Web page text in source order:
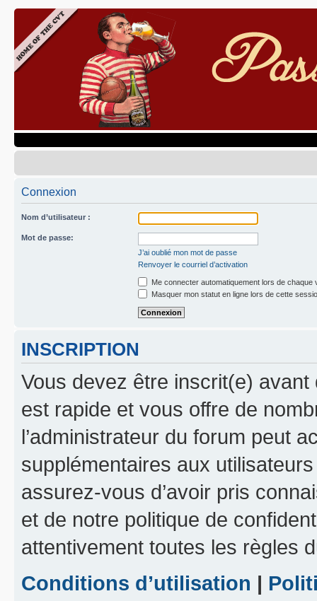
Connexion
Nom d’utilisateur :
Mot de passe:
J’ai oublié mon mot de passe
Renvoyer le courriel d’activation
Me connecter automatiquement lors de chaque
Masquer mon statut en ligne lors de cette
INSCRIPTION
Vous devez être inscrit(e) avant
est rapide et vous offre de
l’administrateur du forum peut
supplémentaires aux
assurez-vous d’avoir pris
et de notre politique de
attentivement toutes les règles
Conditions d’utilisation |